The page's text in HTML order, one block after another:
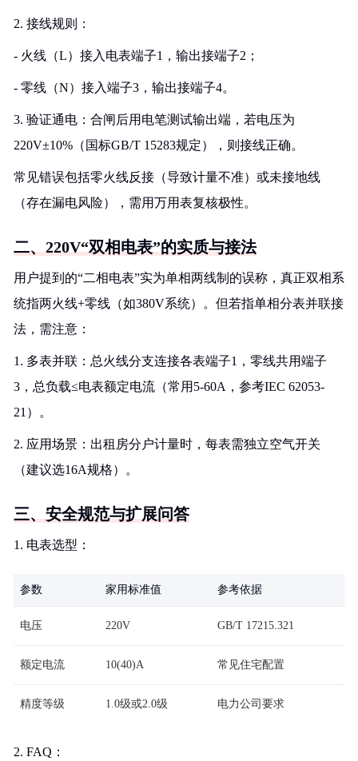
2. 接线规则：
- 火线（L）接入电表端子1，输出接端子2；
- 零线（N）接入端子3，输出接端子4。
3. 验证通电：合闸后用电笔测试输出端，若电压为
220V±10%（国标GB/T 15283规定），则接线正确。
常见错误包括零火线反接（导致计量不准）或未接地线
（存在漏电风险），需用万用表复核极性。
二、220V“双相电表”的实质与接法
用户提到的“二相电表”实为单相两线制的误称，真正双相系
统指两火线+零线（如380V系统）。但若指单相分表并联接
法，需注意：
1. 多表并联：总火线分支连接各表端子1，零线共用端子
3，总负载≤电表额定电流（常用5-60A，参考IEC 62053-
21）。
2. 应用场景：出租房分户计量时，每表需独立空气开关
（建议选16A规格）。
三、安全规范与扩展问答
1. 电表选型：
参数 家用标准值 参考依据
电压 220V GB/T 17215.321
额定电流 10(40)A 常见住宅配置
精度等级 1.0级或2.0级 电力公司要求
2. FAQ：